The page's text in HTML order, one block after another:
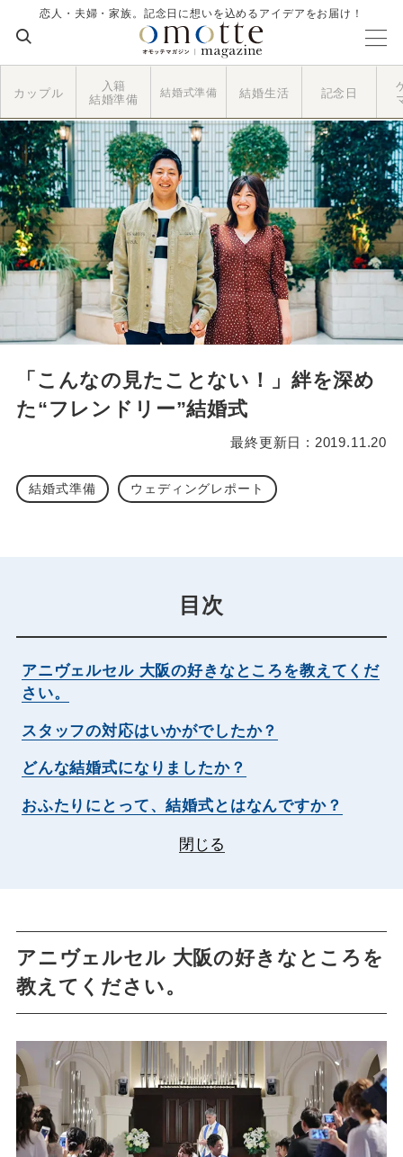
恋人・夫婦・家族。記念日に想いを込めるアイデアをお届け！
カップル
入籍
結婚準備
結婚式準備 結婚生活 記念日
「こんなの見たことない！」絆を深め
た“フレンドリー”結婚式
最終更新日 : 2019.11.20
結婚式準備 ウェディングレポート
目次
アニヴェルセル 大阪の好きなところを教えてくだ
さい。
スタッフの対応はいかがでしたか？
どんな結婚式になりましたか？
おふたりにとって、結婚式とはなんですか？
閉じる
アニヴェルセル 大阪の好きなところを
教えてください。